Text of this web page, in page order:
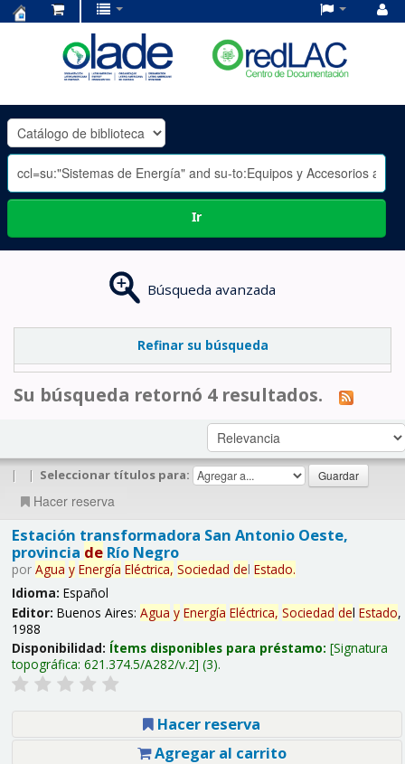
OLADE
-
Ir
Búsqueda avanzada
Refinar su búsqueda
Su búsqueda retornó 4 resultados.
| | Seleccionar títulos para:
Hacer reserva
Estación transformadora San Antonio Oeste,
provincia deRío Negro
por Agua y Energía Eléctrica, Sociedad del Estado.
Idioma: Español
Editor: Buenos Aires: Agua y Energía Eléctrica, Sociedad del Estado,
1988
Disponibilidad: Ítems disponibles para préstamo: Signatura
topográfica: 621.374.5/A282/v.2 (3).
Hacer reserva
Agregar al carrito